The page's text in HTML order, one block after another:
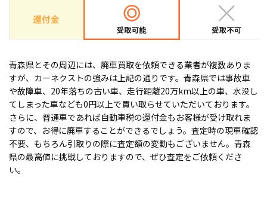
青森県とその周辺には、廃車買取を依頼できる業者が複数ありま
すが、カーネクストの強みは上記の通りです。青森県では事故車
や故障車、20年落ちの古い車、走行距離20万km以上の車、水没し
てしまった車なども0円以上で買い取らせていただいております。
さらに、普通車であれば自動車税の還付金もお客様が受け取れま
すので、お得に廃車することができるでしょう。査定時の現車確認
不要、もちろん引取りの際に査定額の変動もございません。青森
県の最高値に挑戦しておりますので、ぜひ査定をご依頼くださ
い。